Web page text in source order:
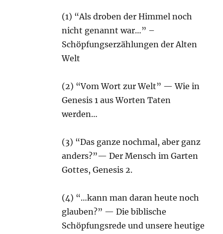
(1) “Als droben der Himmel noch
nicht genannt war…” –
Schöpfungserzählungen der Alten
Welt
(2) “Vom Wort zur Welt” — Wie in
Genesis 1 aus Worten Taten
werden…
(3) “Das ganze nochmal, aber ganz
anders?”— Der Mensch im Garten
Gottes, Genesis 2.
(4) “…kann man daran heute noch
glauben?” — Die biblische
Schöpfungsrede und unsere heutige